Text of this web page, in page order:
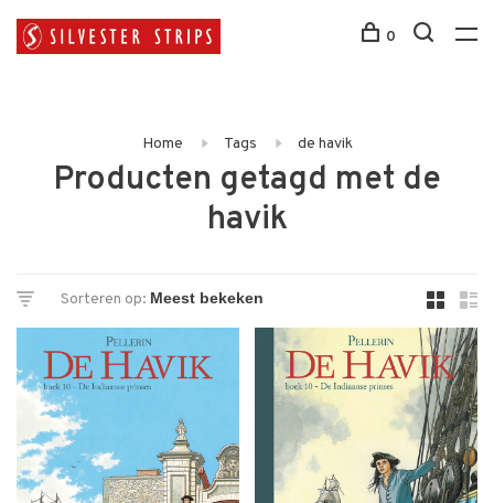
0
Home Tags de havik
Producten getagd met de
havik
Sorteren op: